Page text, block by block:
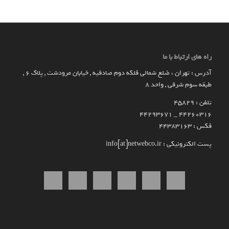
راه های ارتباط با ما
آدرس : تهران ، ضلع شمالی فلکه دوم صادقیه , خیابان مرودشت , پلاک ۶ ,
طبقه سوم شرقی , واحد ۸
تلفن : 45829
۴۴۲۶۰۳۱۶ _ 44293671
فکس : 44383163
پست الکترونیکی : info[at]netwebco.ir